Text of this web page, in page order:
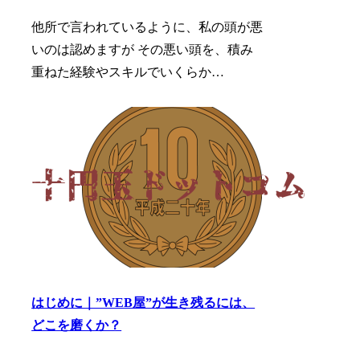
他所で言われているように、私の頭が悪
いのは認めますが その悪い頭を、積み
重ねた経験やスキルでいくらか…
はじめに｜”WEB屋”が生き残るには、
どこを磨くか？